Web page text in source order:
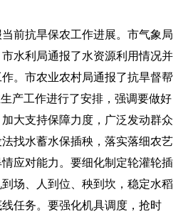
前抗旱保农工作进展。市气象局
水利局通报了水资源利用情况并
。市农业农村局通报了抗旱督帮
产工作进行了安排，强调要做好
大支持保障力度，广泛发动群众
找水蓄水保插秧，落实落细农艺
应对能力。要细化制定轮灌轮插
场、人到位、秧到坎，稳定水稻
任务。要强化机具调度，抢时